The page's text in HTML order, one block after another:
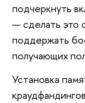
подчеркнуть
— сделать это
поддержать
получающих
Установка